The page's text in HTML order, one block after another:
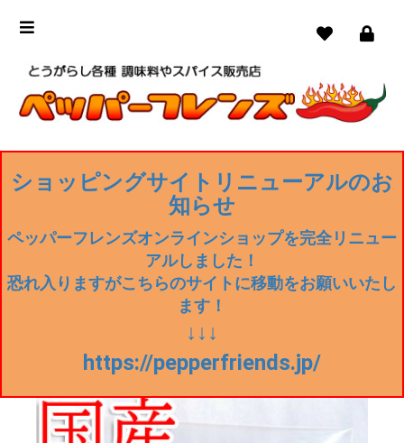
ショッピングサイトリニューアルのお
知らせ
ペッパーフレンズオンラインショップを完全リニュー
アルしました！
恐れ入りますがこちらのサイトに移動をお願いいたし
ます！
↓↓↓
https://pepperfriends.jp/